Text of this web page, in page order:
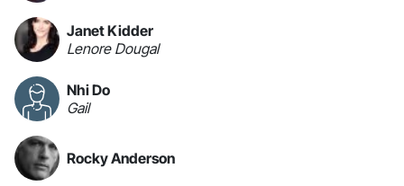
Janet Kidder
Lenore Dougal
Nhi Do
Gail
Rocky Anderson